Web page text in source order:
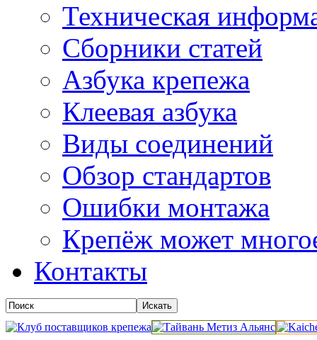
Техническая
Сборники статей
Азбука крепежа
Клеевая азбука
Виды соединений
Обзор стандартов
Ошибки монтажа
Крепёж может
Контакты